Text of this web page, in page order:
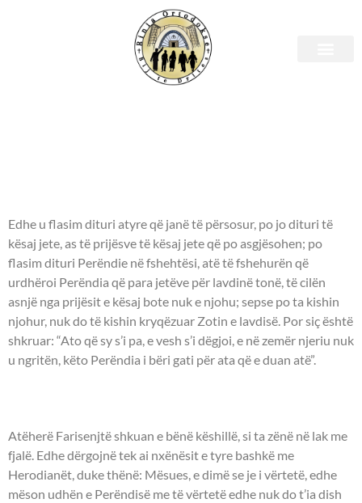
E shtunë, 2 shtator 2023 –
Edhe u flasim dituri atyre që janë të përsosur, po jo dituri të
kësaj jete, as të prijësve të kësaj jete që po asgjësohen; po
flasim dituri Perëndie në fshehtësi, atë të fshehurën që
urdhëroi Perëndia që para jetëve për lavdinë tonë, të cilën
asnjë nga prijësit e kësaj bote nuk e njohu; sepse po ta kishin
njohur, nuk do të kishin kryqëzuar Zotin e lavdisë. Por siç është
shkruar: “Ato që sy s’i pa, e vesh s’i dëgjoi, e në zemër njeriu nuk
u ngritën, këto Perëndia i bëri gati për ata që e duan atë”.
Atëherë Farisenjtë shkuan e bënë këshillë, si ta zënë në lak me
fjalë. Edhe dërgojnë tek ai nxënësit e tyre bashkë me
Herodianët, duke thënë: Mësues, e dimë se je i vërtetë, edhe
mëson udhën e Perëndisë me të vërtetë edhe nuk do t’ia dish